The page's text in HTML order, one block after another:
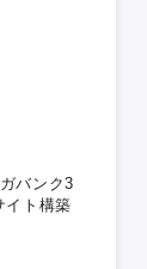
バンク3
イト構築